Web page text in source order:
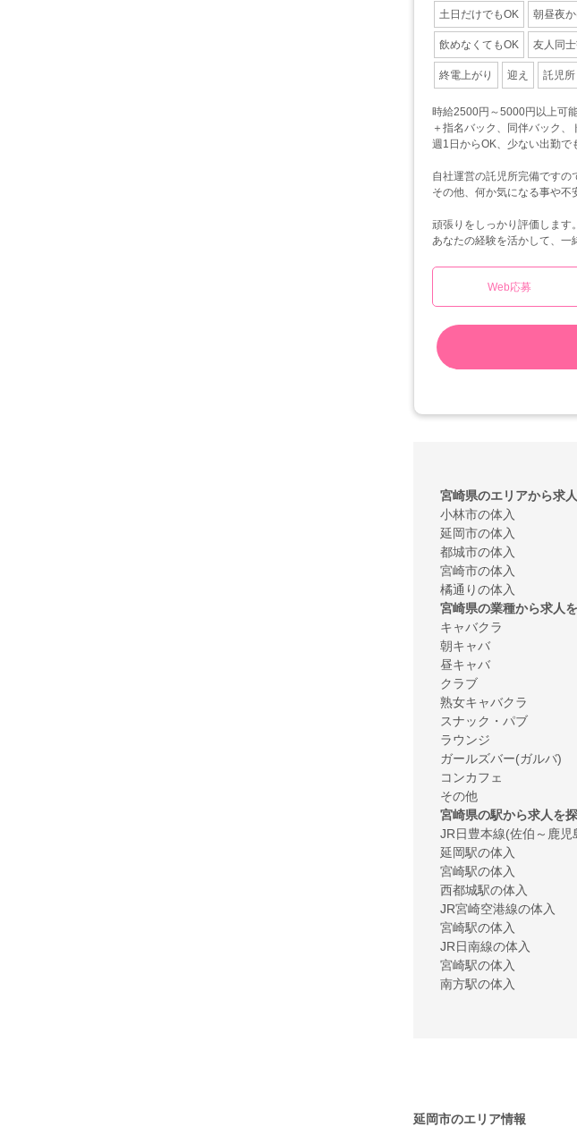
土日だけでもOK 朝昼夜
飲めなくてもOK 友人同
終電上がり 迎え 託児所
時給2500円～5000円以上可
＋指名バック、同伴バック、
週1日からOK、少ない出勤で
自社運営の託児所完備ですの
その他、何か気になる事や
頑張りをしっかり評価します。
あなたの経験を活かして、一
Web応募
宮崎県のエリアから求
小林市の体入
延岡市の体入
都城市の体入
宮崎市の体入
橘通りの体入
宮崎県の業種から求人
キャバクラ
朝キャバ
昼キャバ
クラブ
熟女キャバクラ
スナック・パブ
ラウンジ
ガールズバー(ガルバ)
コンカフェ
その他
宮崎県の駅から求人を
JR日豊本線(佐伯～鹿児
延岡駅の体入
宮崎駅の体入
西都城駅の体入
JR宮崎空港線の体入
宮崎駅の体入
JR日南線の体入
宮崎駅の体入
南方駅の体入
延岡市のエリア情報